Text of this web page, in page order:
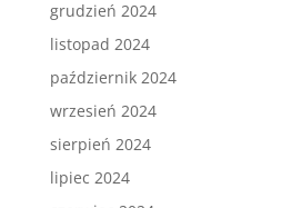
grudzień 2024
listopad 2024
październik 2024
wrzesień 2024
sierpień 2024
lipiec 2024